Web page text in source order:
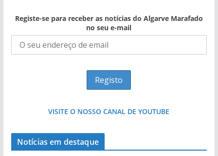
Registe-se para receber as notícias do Algarve Marafado
no seu e-mail
VISITE O NOSSO CANAL DE YOUTUBE
Notícias em destaque